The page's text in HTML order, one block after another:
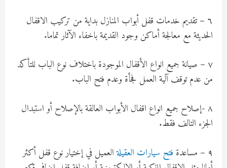
٦ – تقديم خدمات قفل أبواب المنازل بداية من تركيب الاقفال
الحديثة مع معالجة أماكن وجود القديمة باخفاء الآثار تماما.
٧ – صيانة جميع انواع الأقفال الموجودة باختلاف نوع الباب للتأكد
من عدم توقف آلية العمل فجأة وعدم فتح الباب.
٨ -إصلاح جميع انواع اقفال الأبواب العالقة بالإصلاح أو استبدال
الجزء التالف فقط.
٩ – مساعدة
فتح سيارات العقيلةالعميل في إختيار نوع قفل أكثر